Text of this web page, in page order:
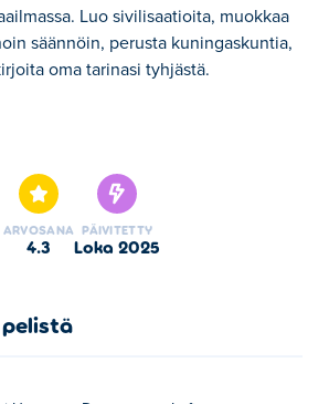
Luo sivilisaatioita, muokkaa
säännöin, perusta kuningaskuntia,
oma tarinasi tyhjästä.
työkaluja ja rakenna
ystävien kanssa. Löydä
ja kerää hyödyllisiä lohkoja
mielikuvituksesi valloilleen
sitten yksin tai yhdessä ystävien
Fantasy Sandboxin loputtomiin
ARVOSANA
4.3
PÄIVITETTY
loka 2025